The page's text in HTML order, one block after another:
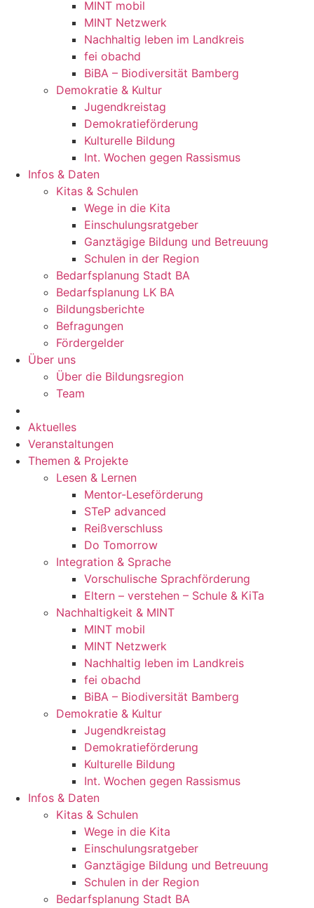
MINT mobil
MINT Netzwerk
Nachhaltig leben im Landkreis
fei obachd
BiBA – Biodiversität Bamberg
Demokratie & Kultur
Jugendkreistag
Demokratieförderung
Kulturelle Bildung
Int. Wochen gegen Rassismus
Infos & Daten
Kitas & Schulen
Wege in die Kita
Einschulungsratgeber
Ganztägige Bildung und Betreuung
Schulen in der Region
Bedarfsplanung Stadt BA
Bedarfsplanung LK BA
Bildungsberichte
Befragungen
Förder­gelder
Über uns
Über die Bildungsregion
Team
Aktuelles
Veranstaltungen
Themen & Projekte
Lesen & Lernen
Mentor-Leseförderung
STeP advanced
Reißverschluss
Do Tomorrow
Integration & Sprache
Vorschulische Sprachförderung
Eltern – verstehen – Schule & KiTa
Nachhaltigkeit & MINT
MINT mobil
MINT Netzwerk
Nachhaltig leben im Landkreis
fei obachd
BiBA – Biodiversität Bamberg
Demokratie & Kultur
Jugendkreistag
Demokratieförderung
Kulturelle Bildung
Int. Wochen gegen Rassismus
Infos & Daten
Kitas & Schulen
Wege in die Kita
Einschulungsratgeber
Ganztägige Bildung und Betreuung
Schulen in der Region
Bedarfsplanung Stadt BA